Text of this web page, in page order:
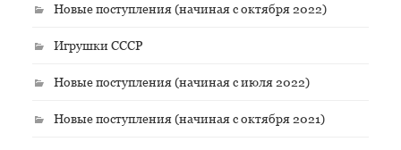
Новые поступления (начиная с октября 2022)
Игрушки СССР
Новые поступления (начиная с июля 2022)
Новые поступления (начиная с октября 2021)